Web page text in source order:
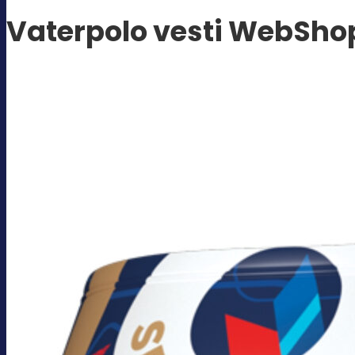
Vaterpolo vesti